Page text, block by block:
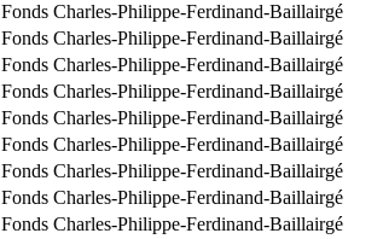
Fonds Charles-Philippe-Ferdinand-Baillairgé
Fonds Charles-Philippe-Ferdinand-Baillairgé
Fonds Charles-Philippe-Ferdinand-Baillairgé
Fonds Charles-Philippe-Ferdinand-Baillairgé
Fonds Charles-Philippe-Ferdinand-Baillairgé
Fonds Charles-Philippe-Ferdinand-Baillairgé
Fonds Charles-Philippe-Ferdinand-Baillairgé
Fonds Charles-Philippe-Ferdinand-Baillairgé
Fonds Charles-Philippe-Ferdinand-Baillairgé